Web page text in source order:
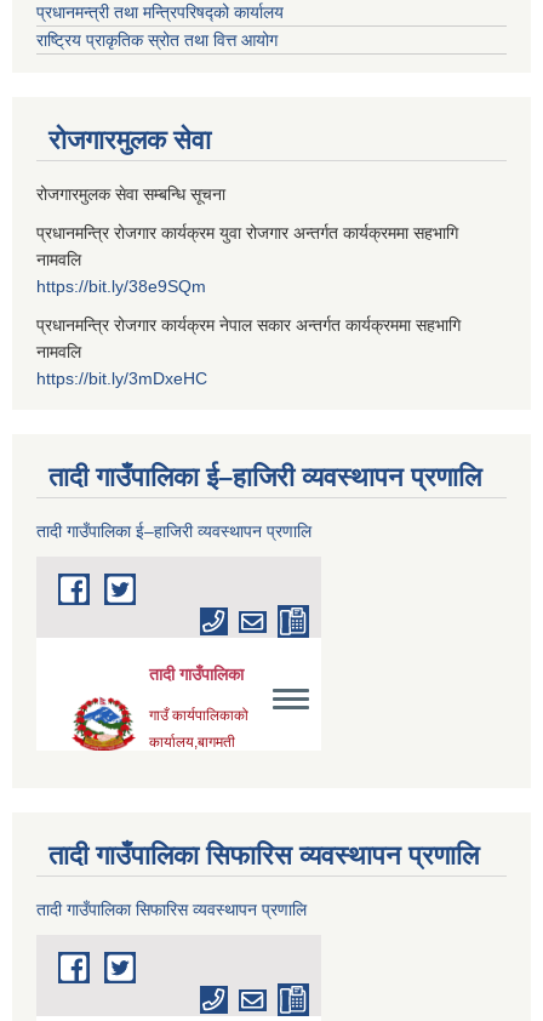
प्रधानमन्त्री तथा मन्त्रिपरिषद्को कार्यालय
राष्ट्रिय प्राकृतिक स्रोत तथा वित्त आयोग
रोजगारमुलक सेवा
रोजगारमुलक सेवा सम्बन्धि सूचना
प्रधानमन्त्रि रोजगार कार्यक्रम युवा रोजगार अन्तर्गत कार्यक्रममा सहभागि
नामवलि
https://bit.ly/38e9SQm
प्रधानमन्त्रि रोजगार कार्यक्रम नेपाल सकार अन्तर्गत कार्यक्रममा सहभागि
नामवलि
https://bit.ly/3mDxeHC
तादी गाउँपालिका ई–हाजिरी व्यवस्थापन प्रणालि
तादी गाउँपालिका ई–हाजिरी व्यवस्थापन प्रणालि
तादी गाउँपालिका सिफारिस व्यवस्थापन प्रणालि
तादी गाउँपालिका सिफारिस व्यवस्थापन प्रणालि